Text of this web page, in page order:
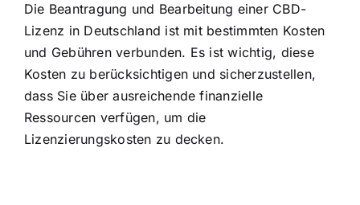
Die Beantragung und Bearbeitung einer CBD-
Lizenz in Deutschland ist mit bestimmten Kosten
und Gebühren verbunden. Es ist wichtig, diese
Kosten zu berücksichtigen und sicherzustellen,
dass Sie über ausreichende finanzielle
Ressourcen verfügen, um die
Lizenzierungskosten zu decken.